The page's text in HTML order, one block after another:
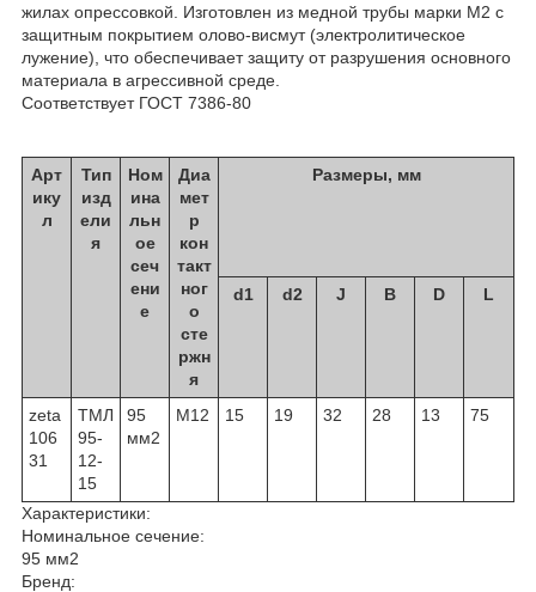
жилах опрессовкой. Изготовлен из медной трубы марки М2 с
защитным покрытием олово-висмут (электролитическое
лужение), что обеспечивает защиту от разрушения основного
материала в агрессивной среде.
Соответствует ГОСТ 7386-80
Арт
ику
л
Тип
изд
ели
я
Ном
ина
льн
ое
сеч
ени
е
Диа
мет
р
кон
такт
ног
о
сте
ржн
я
Размеры, мм
d1 d2 J B D L
zeta
106
31
ТМЛ
95-
12-
15
95
мм2
М12 15 19 32 28 13 75
Характеристики:
Номинальное сечение:
95 мм2
Бренд: